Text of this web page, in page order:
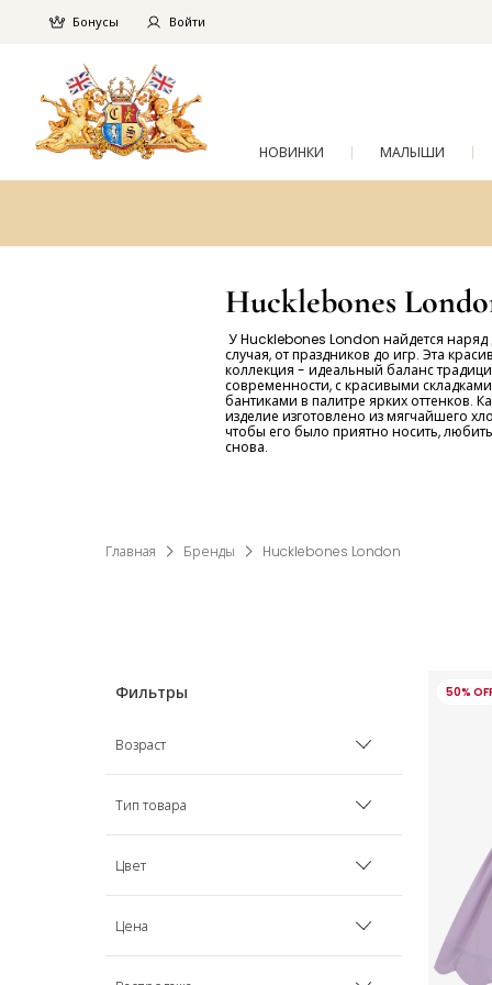
Бонусы Войти
НОВИНКИ МАЛЫШИ
Hucklebones
У Hucklebones London найдется наряд
случая, от праздников до игр. Эта
коллекция - идеальный баланс
современности, с красивыми
бантиками в палитре ярких оттенков.
изделие изготовлено из мягчайшего
чтобы его было приятно носить,
снова.
Главная Бренды Hucklebones London
Возраст
6 мес
2 года
4 года
Тип товара
Аксессуары для волос
Цвет
Золотой
Цена
50%